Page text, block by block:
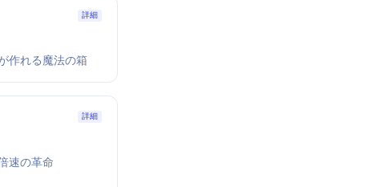
詳細
が作れる魔法の箱
詳細
倍速の革命